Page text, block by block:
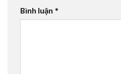
Bình luận *